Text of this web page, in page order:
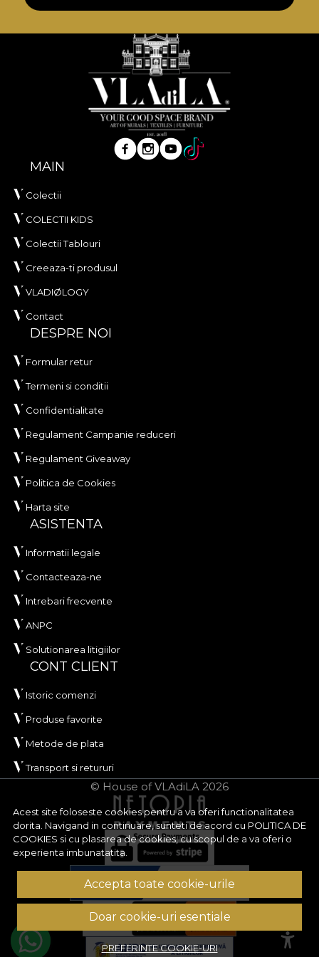
Acest site foloseste cookies pentru a va oferi functionalitatea
dorita. Navigand in continuare, sunteti de acord cu POLITICA DE
COOKIES si cu plasarea de cookies, cu scopul de a va oferi o
experienta imbunatatita.
Accepta toate cookie-urile
Doar cookie-uri esentiale
PREFERINTE COOKIE-URI
MAIN
Colectii
COLECTII KIDS
Colectii Tablouri
Creeaza-ti produsul
VLADIØLOGY
Contact
DESPRE NOI
Formular retur
Termeni si conditii
Confidentialitate
Regulament Campanie reduceri
Regulament Giveaway
Politica de Cookies
Harta site
ASISTENTA
Informatii legale
Contacteaza-ne
Intrebari frecvente
ANPC
Solutionarea litigiilor
CONT CLIENT
Istoric comenzi
Produse favorite
Metode de plata
Transport si retururi
© House of VLAdiLA 2026